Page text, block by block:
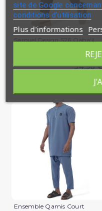
34,90
Ensemble Qamis Court
site de Google
conditions d'utilisation
Plus d'informations